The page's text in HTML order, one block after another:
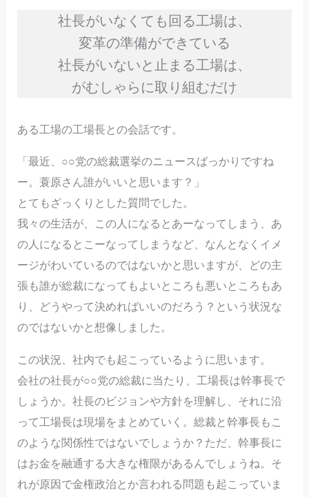
社長がいなくても回る工場は、
変革の準備ができている
社長がいないと止まる工場は、
がむしゃらに取り組むだけ
ある工場の工場長との会話です。
「最近、○○党の総裁選挙のニュースばっかりですね
ー。蓑原さん誰がいいと思います？」
とてもざっくりとした質問でした。
我々の生活が、この人になるとあーなってしまう、あ
の人になるとこーなってしまうなど、なんとなくイメ
ージがわいているのではないかと思いますが、どの主
張も誰が総裁になってもよいところも悪いところもあ
り、どうやって決めればいいのだろう？という状況な
のではないかと想像しました。
この状況、社内でも起こっているように思います。
会社の社長が○○党の総裁に当たり、工場長は幹事長で
しょうか。社長のビジョンや方針を理解し、それに沿
って工場長は現場をまとめていく。総裁と幹事長もこ
のような関係性ではないでしょうか？ただ、幹事長に
はお金を融通する大きな権限があるんでしょうね。そ
れが原因で金権政治とか言われる問題も起こっていま